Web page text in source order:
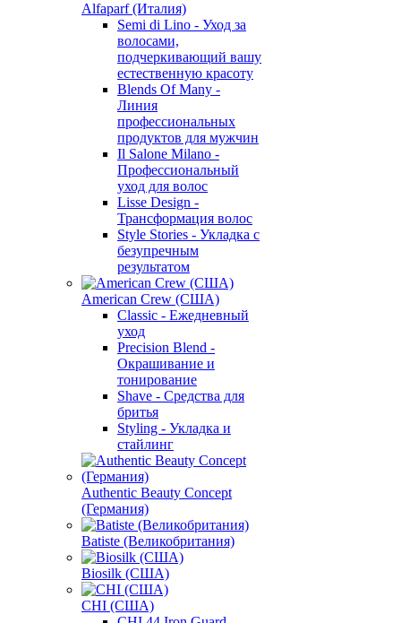
Alfaparf (Италия)
Semi di Lino - Уход за
волосами,
подчеркивающий вашу
естественную красоту
Blends Of Many -
Линия
профессиональных
продуктов для мужчин
Il Salone Milano -
Профессиональный
уход для волос
Lisse Design -
Трансформация волос
Style Stories - Укладка с
безупречным
результатом
American Crew (США)
Classic - Ежедневный
уход
Precision Blend -
Окрашивание и
тонирование
Shave - Средства для
бритья
Styling - Укладка и
стайлинг
Authentic Beauty Concept
(Германия)
Batiste (Великобритания)
Biosilk (США)
CHI (США)